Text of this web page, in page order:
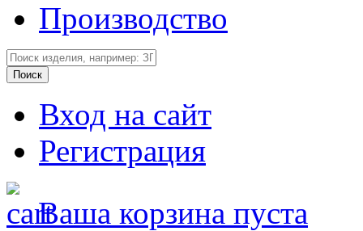
Производство
Вход на сайт
Регистрация
Ваша корзина пуста